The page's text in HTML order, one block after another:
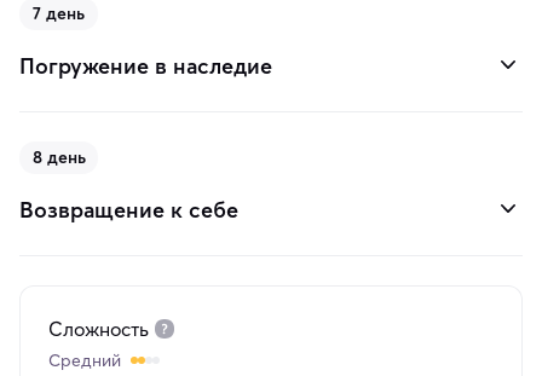
7 день
Погружение в наследие
8 день
Возвращение к себе
Сложность
Средний